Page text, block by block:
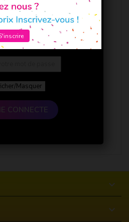
Masquer
CONNECTE

